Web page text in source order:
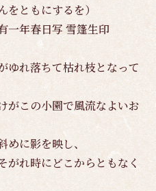
ともにするを）
一年春日写 雪篷生印
ゆれ落ちて枯れ枝となって
がこの小園で風流なよいお
に影を映し、
がれ時にどこからともなく